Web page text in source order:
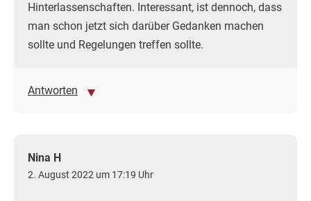
Hinterlassenschaften. Interessant, ist dennoch, dass
man schon jetzt sich darüber Gedanken machen
sollte und Regelungen treffen sollte.
Antworten
Nina H
2. August 2022 um 17:19 Uhr